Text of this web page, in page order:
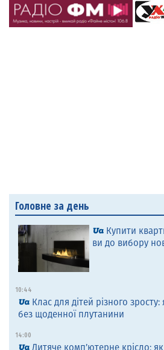
Головне за день
Купити
ви до вибору
10:44
Клас для дітей різного
без щоденної плутанини
14:00
Дитяче комп’ютерне крісло: